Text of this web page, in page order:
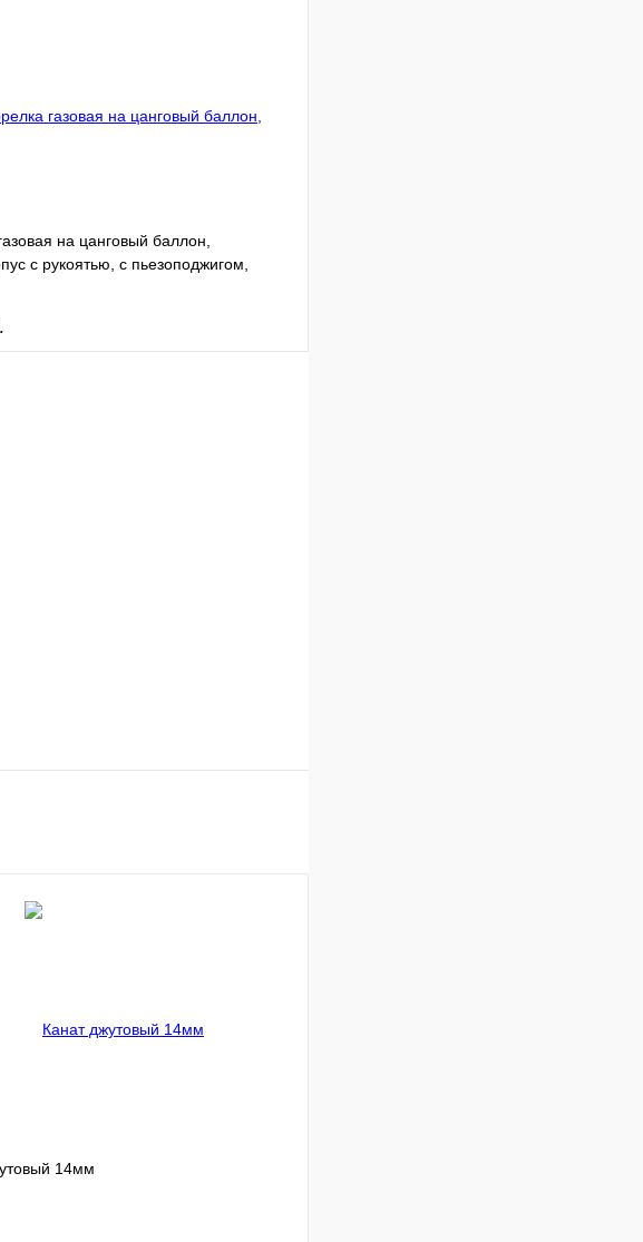
на цанговый баллон,
с рукоятью, с пьезоподжигом,
14мм